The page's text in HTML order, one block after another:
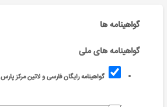
گواهینامه ها
گواهینامه های ملی
گواهینامه رایگان فارسی و لاتین مرکز پارس